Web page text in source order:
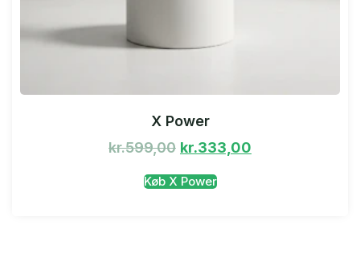
X Power
kr.599,00 kr.333,00
Køb X Power